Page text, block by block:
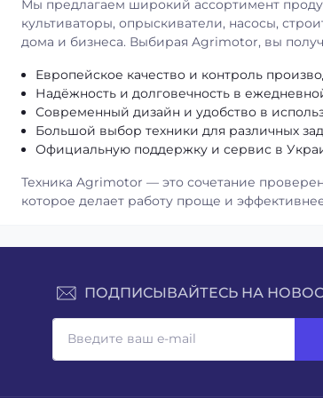
Мы предлагаем широкий ассортимент
культиваторы, опрыскиватели, насосы,
дома и бизнеса. Выбирая Agrimotor, вы
Европейское качество и контроль
Надёжность и долговечность в
Современный дизайн и удобство в
Большой выбор техники для различных
Официальную поддержку и сервис в
Техника Agrimotor — это сочетание
которое делает работу проще и
ПОДПИСЫВАЙТЕСЬ НА